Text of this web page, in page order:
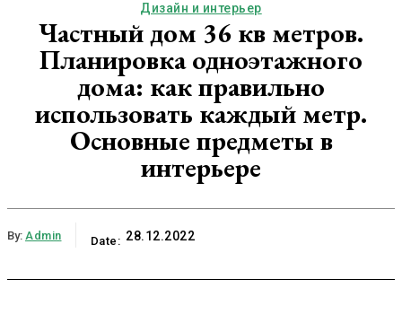
Дизайн и интерьер
Частный дом 36 кв метров.
Планировка одноэтажного
дома: как правильно
использовать каждый метр.
Основные предметы в
интерьере
By: Admin Date: 28.12.2022